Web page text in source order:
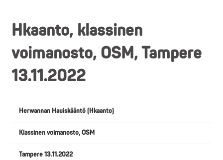
Hkaanto, klassinen
voimanosto, OSM, Tampere
13.11.2022
Herwannan Hauiskääntö (Hkaanto)
Klassinen voimanosto, OSM
Tampere 13.11.2022